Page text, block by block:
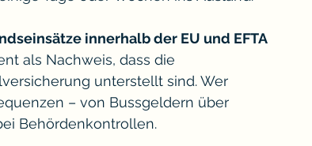
innerhalb der EU und EFTA
als Nachweis, dass die
unterstellt sind. Wer
– von Bussgeldern über
Behördenkontrollen.